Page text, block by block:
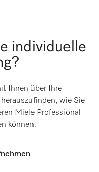
individuelle
Ihnen über Ihre
wie Sie
Miele Professional
können.